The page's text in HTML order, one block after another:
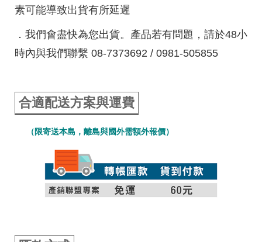
素可能導致出貨有所延遲
．我們會盡快為您出貨。產品若有問題，請於48小
時內與我們聯繫 08-7373692 / 0981-505855
合適配送方案與運費
（限寄送本島，離島與國外需額外報價）